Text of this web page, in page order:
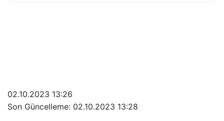
02.10.2023 13:26
Son Güncelleme: 02.10.2023 13:28